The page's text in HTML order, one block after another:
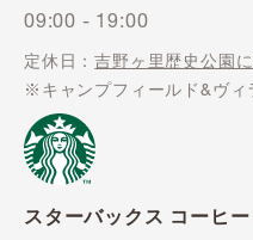
09:00 - 19:00
定休日：吉野ヶ里歴史公園
※キャンプフィールド&ヴィ
スターバックス コーヒ